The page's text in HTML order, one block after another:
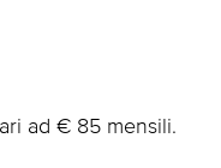
ad € 85 mensili.